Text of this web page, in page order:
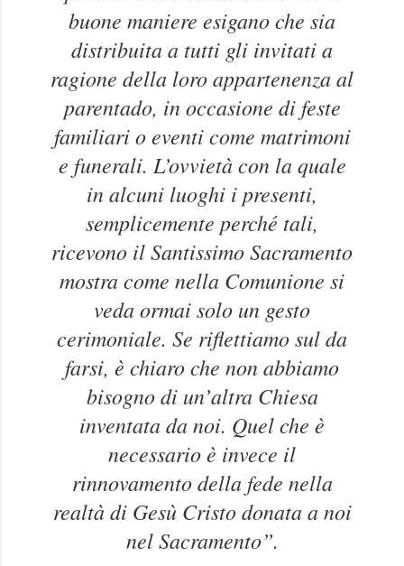
buone maniere esigano che sia
distribuita a tutti gli invitati a
ragione della loro appartenenza al
parentado, in occasione di feste
familiari o eventi come matrimoni
e funerali. L’ovvietà con la quale
in alcuni luoghi i presenti,
semplicemente perché tali,
ricevono il Santissimo Sacramento
mostra come nella Comunione si
veda ormai solo un gesto
cerimoniale. Se riflettiamo sul da
farsi, è chiaro che non abbiamo
bisogno di un’altra Chiesa
inventata da noi. Quel che è
necessario è invece il
rinnovamento della fede nella
realtà di Gesù Cristo donata a noi
nel Sacramento”.